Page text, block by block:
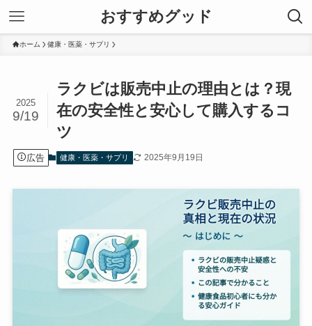
おすすめグッド
ホーム 健康・医薬・サプリ
ラクビは販売中止の理由とは？現
在の安全性と安心して購入するコ
ツ
2025
9/19
広告 健康・医薬・サプリ 2025年9月19日